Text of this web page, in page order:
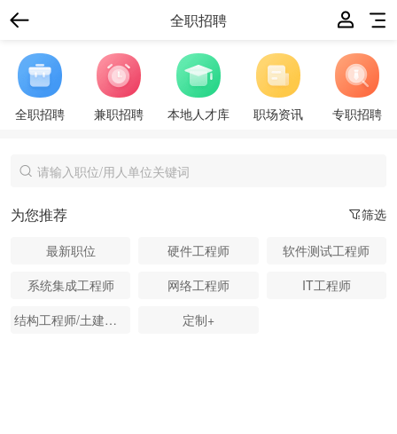
全职招聘
全职招聘 兼职招聘 本地人才库 职场资讯 专职招聘
筛选
为您推荐
最新职位 硬件工程师
软件测试工程师
系统集成工程师
网络工程师
IT工程师
结构工程师/土建工程师
定制+